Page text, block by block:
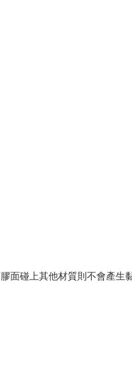
面碰上其他材質則不會產生